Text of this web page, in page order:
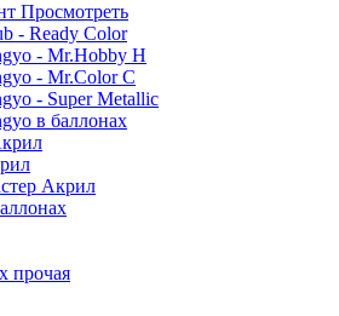
Просмотреть
- Ready Color
- Mr.Hobby H
- Mr.Color C
- Super Metallic
в баллонах
Акрил
прочая